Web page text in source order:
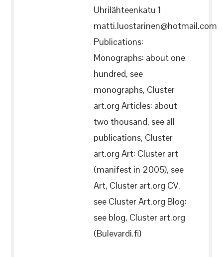
Uhrilähteenkatu 1
matti.luostarinen@hotmail.com
Publications:
Monographs: about one
hundred, see
monographs, Cluster
art.org Articles: about
two thousand, see all
publications, Cluster
art.org Art: Cluster art
(manifest in 2005), see
Art, Cluster art.org CV,
see Cluster Art.org Blog:
see blog, Cluster art.org
(Bulevardi.fi)